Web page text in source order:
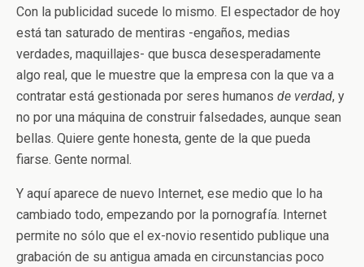
Con la publicidad sucede lo mismo. El espectador de hoy
está tan saturado de mentiras -engaños, medias
verdades, maquillajes- que busca desesperadamente
algo real, que le muestre que la empresa con la que va a
contratar está gestionada por seres humanos de verdad, y
no por una máquina de construir falsedades, aunque sean
bellas. Quiere gente honesta, gente de la que pueda
fiarse. Gente normal.
Y aquí aparece de nuevo Internet, ese medio que lo ha
cambiado todo, empezando por la pornografía. Internet
permite no sólo que el ex-novio resentido publique una
grabación de su antigua amada en circunstancias poco